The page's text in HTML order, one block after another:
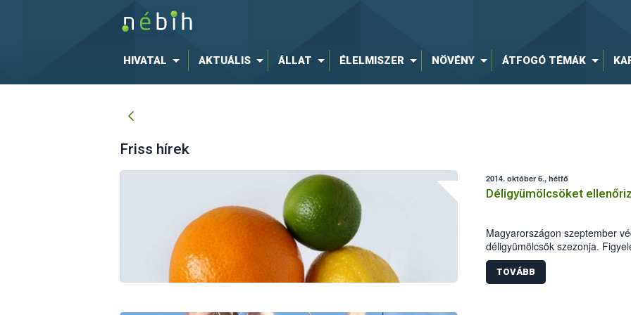
HIVATAL AKTUÁLIS ÁLLAT ÉLELMISZER NÖVÉNY ÁTFOGÓ TÉMÁK
Friss hírek
2014. október 6., hétfő
Déligyümölcsöket
Magyarországon szeptember
déligyümölcsök szezonja.
minősége a szezon kezdeti
Fazekas Sándor
kiemelten ellenőrizze e
TOVÁBB